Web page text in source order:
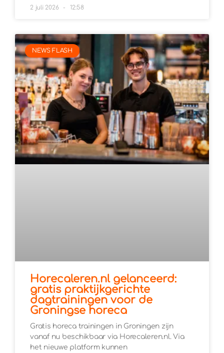
2 juli 2026 12:58
NEWS FLASH
Horecaleren.nl gelanceerd:
gratis praktijkgerichte
dagtrainingen voor de
Groningse horeca
Gratis horeca trainingen in Groningen zijn
vanaf nu beschikbaar via Horecaleren.nl. Via
het nieuwe platform kunnen